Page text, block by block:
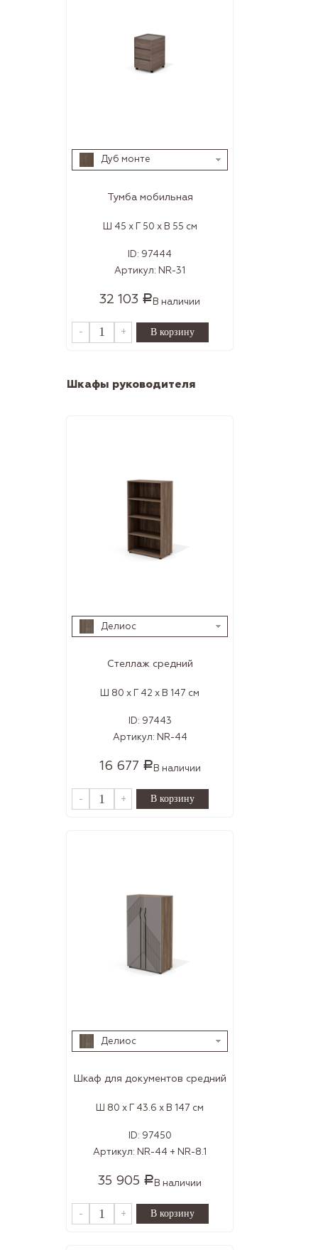
Дуб монте
Тумба мобильная
Ш 45 x Г 50 x В 55 см
ID: 97444
Артикул: NR-31
32 103 Р В наличии
- +
Шкафы руководителя
Делиос
Стеллаж средний
Ш 80 x Г 42 x В 147 см
ID: 97443
Артикул: NR-44
16 677 Р В наличии
- +
Делиос
Шкаф для документов средний
Ш 80 x Г 43.6 x В 147 см
ID: 97450
Артикул: NR-44 + NR-8.1
35 905 Р В наличии
- +